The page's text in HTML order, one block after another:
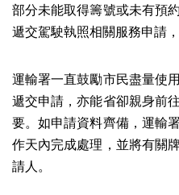
部分未能取得籌號或未有預
遞交駕駛執照相關服務申請
運輸署一直鼓勵市民盡量使
遞交申請，亦能省卻親身前
要。如申請資料齊備，運輸
作天內完成處理，並將有關
請人。